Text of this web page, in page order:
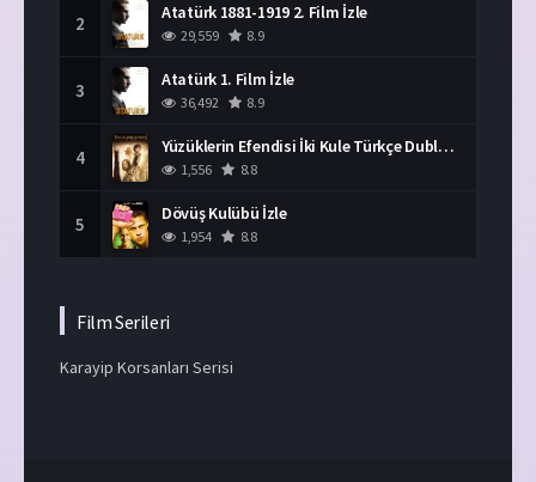
2 Atatürk 1881-1919 2. Film İzle
29,559 8.9
3 Atatürk 1. Film İzle
36,492 8.9
4 Yüzüklerin Efendisi İki Kule Türkçe Dublaj İzle
1,556 8.8
5 Dövüş Kulübü İzle
1,954 8.8
Film Serileri
Karayip Korsanları Serisi